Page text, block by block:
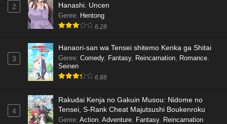
2
Hanashi. Uncen
Genre: Hentong
6.28
3
Hanaori-san wa Tensei shitemo Kenka ga Shitai
Genre: Comedy, Fantasy, Reincarnation Romance
Seinen
6.88
4
Rakudai Kenja no Gakuin Musou: Nidome no
Tensei, S-Rank Cheat Majutsushi Boukenroku
Genre: Action Adventure Fantasy, Reincarnation